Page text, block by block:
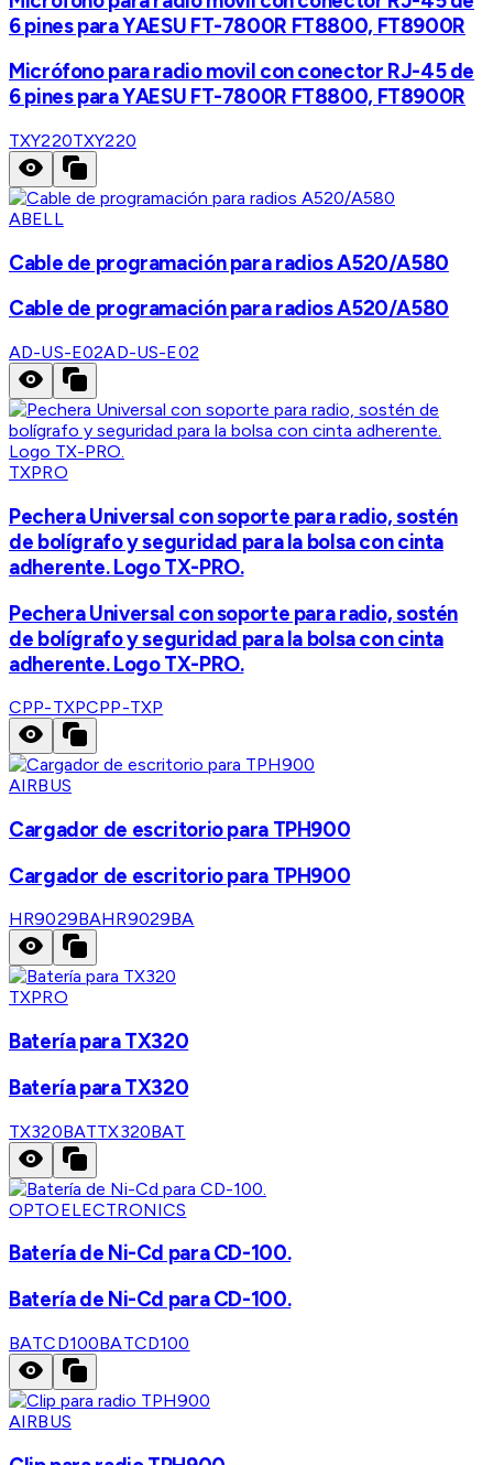
6 pines para YAESU FT-7800R FT8800, FT8900R
Micrófono para radio movil con conector RJ-45 de
6 pines para YAESU FT-7800R FT8800, FT8900R
TXY220TXY220
ABELL
Cable de programación para radios A520/A580
Cable de programación para radios A520/A580
AD-US-E02AD-US-E02
TXPRO
Pechera Universal con soporte para radio, sostén
de bolígrafo y seguridad para la bolsa con cinta
adherente. Logo TX-PRO.
Pechera Universal con soporte para radio, sostén
de bolígrafo y seguridad para la bolsa con cinta
adherente. Logo TX-PRO.
CPP-TXPCPP-TXP
AIRBUS
Cargador de escritorio para TPH900
Cargador de escritorio para TPH900
HR9029BAHR9029BA
TXPRO
Batería para TX320
Batería para TX320
TX320BATTX320BAT
OPTOELECTRONICS
Batería de Ni-Cd para CD-100.
Batería de Ni-Cd para CD-100.
BATCD100BATCD100
AIRBUS